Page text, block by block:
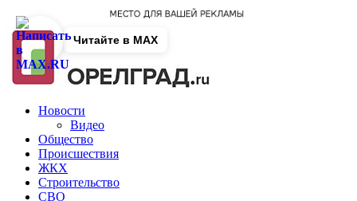
Новости
Видео
Общество
Происшествия
ЖКХ
Строительство
СВО
Читайте в MAX